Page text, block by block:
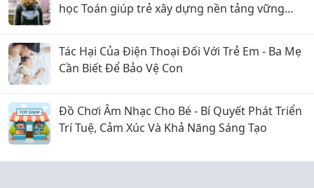
học Toán giúp trẻ xây dựng nền tảng vững
Tác Hại Của Điện Thoại Đối Với Trẻ Em - Ba Mẹ
Cần Biết Để Bảo Vệ Con
Đồ Chơi Âm Nhạc Cho Bé - Bí Quyết Phát Triển
Trí Tuệ, Cảm Xúc Và Khả Năng Sáng Tạo